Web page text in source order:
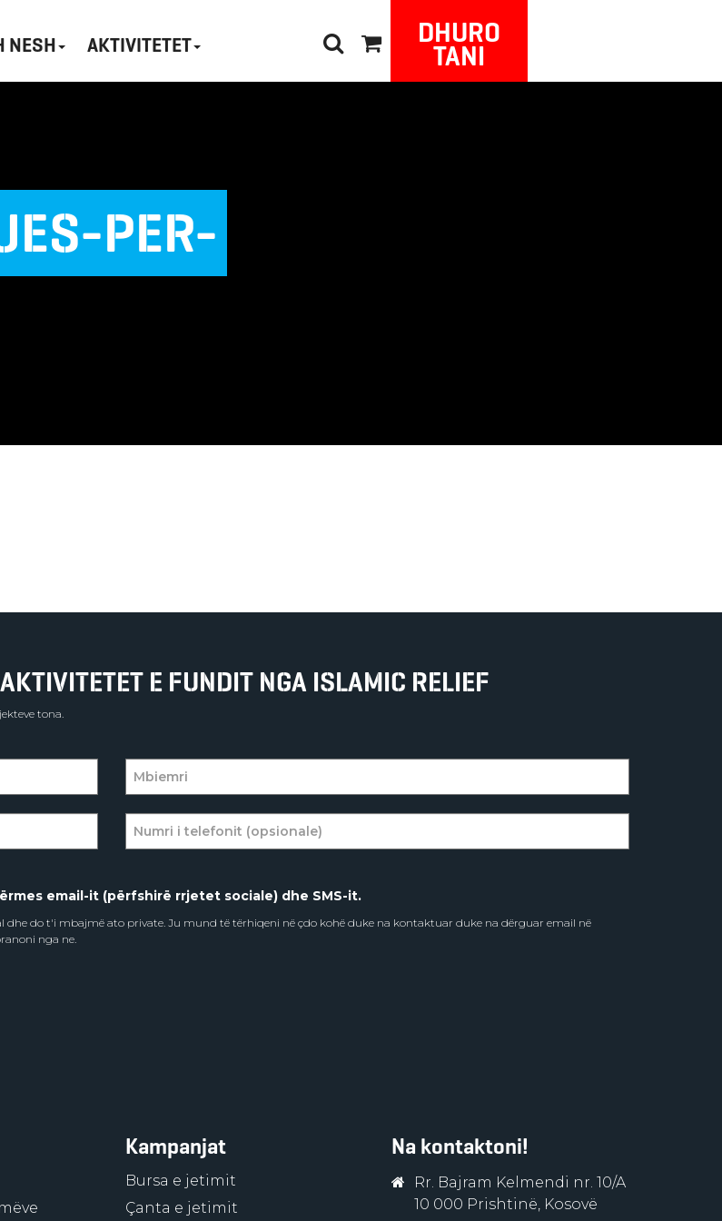
NESH AKTIVITETET DHURO
TANI
PER-
E FUNDIT NGA ISLAMIC RELIEF
tona.
email-it (përfshirë rrjetet sociale) dhe SMS-it.
do t'i mbajmë ato private. Ju mund të tërhiqeni në çdo kohë duke na kontaktuar duke na dërguar email në
nga ne.
Kampanjat
Bursa e jetimit
Çanta e jetimit
Na kontaktoni!
Rr. Bajram Kelmendi nr. 10/A
10 000 Prishtinë, Kosovë